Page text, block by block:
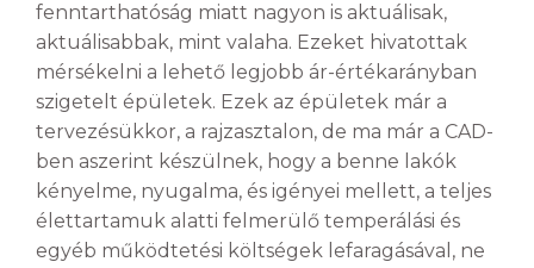
fenntarthatóság miatt nagyon is aktuálisak,
aktuálisabbak, mint valaha. Ezeket hivatottak
mérsékelni a lehető legjobb ár-értékarányban
szigetelt épületek. Ezek az épületek már a
tervezésükkor, a rajzasztalon, de ma már a CAD-
ben aszerint készülnek, hogy a benne lakók
kényelme, nyugalma, és igényei mellett, a teljes
élettartamuk alatti felmerülő temperálási és
egyéb működtetési költségek lefaragásával, ne